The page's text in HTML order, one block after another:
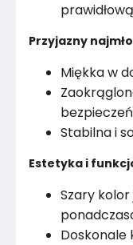
Marka
Rok produkcji
Przyjazny
Miękka w
Stabilna i
Estetyka i
Szary
Doskonale